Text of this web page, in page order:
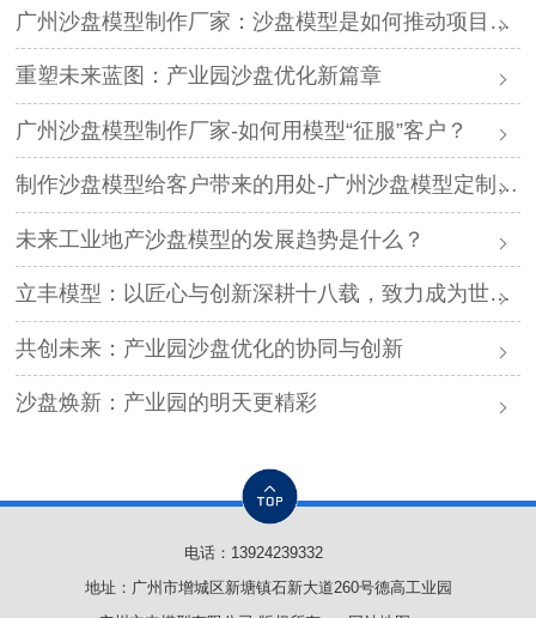
广州沙盘模型制作厂家：沙盘模型是如何推动项目落地的？
重塑未来蓝图：产业园沙盘优化新篇章
广州沙盘模型制作厂家-如何用模型“征服”客户？
制作沙盘模型给客户带来的用处-广州沙盘模型定制厂家
未来工业地产沙盘模型的发展趋势是什么？
立丰模型：以匠心与创新深耕十八载，致力成为世界顶级视觉工程服务商_复制
共创未来：产业园沙盘优化的协同与创新
沙盘焕新：产业园的明天更精彩
电话： 13924239332
地址：广州市增城区新塘镇石新大道260号德高工业园